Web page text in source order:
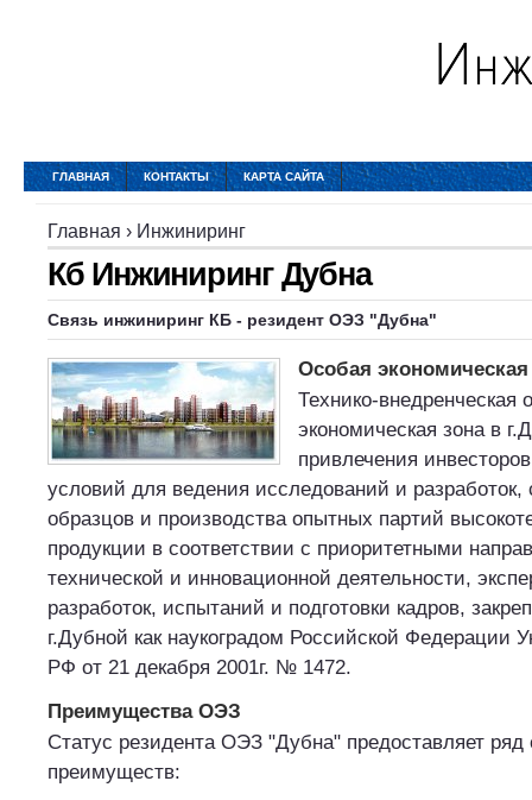
ГЛАВНАЯ КОНТАКТЫ КАРТА САЙТА
Главная › Инжиниринг
Кб Инжиниринг Дубна
Связь инжиниринг КБ - резидент ОЭЗ "Дубна"
Особая
Технико-внедренческая
экономическая зона в
привлечения
условий для ведения исследований и
образцов и производства опытных партий
продукции в соответствии с приоритетными
технической и инновационной деятельности,
разработок, испытаний и подготовки кадров,
г.Дубной как наукоградом Российской Федерации
РФ от 21 декабря 2001г. № 1472.
Преимущества ОЭЗ
Статус резидента ОЭЗ "Дубна" предоставляет
преимуществ: